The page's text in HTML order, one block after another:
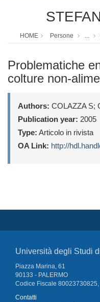
HOME Persone ...
Problematiche
colture non-
Authors: COLAZZA S;
Publication year: 2005
Type: Articolo in rivista
OA Link: http://
Università degli Studi
Piazza Marina, 61
90133 - PALERMO
Codice Fiscale
Contatti